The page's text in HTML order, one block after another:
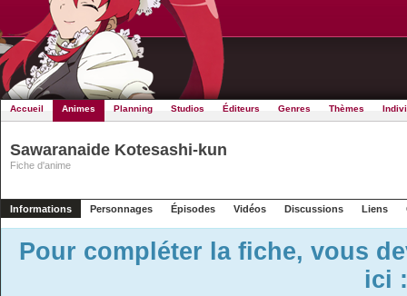
Accueil Animes Planning Studios Éditeurs Genres Thèmes
Sawaranaide Kotesashi-kun
Fiche d'anime
Informations Personnages Épisodes Vidéos Discussions Liens
Pour compléter la fiche, vous
ici